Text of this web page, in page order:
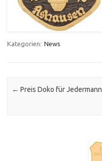
Kategorien: News
Post navigation
← Preis Doko für Jedermann